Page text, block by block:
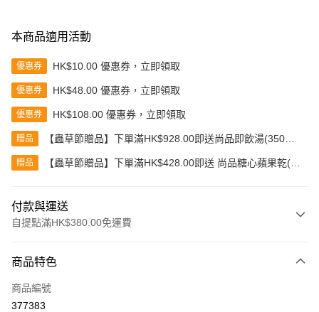
本商品適用活動
優惠券 HK$10.00 優惠券，立即領取
優惠券 HK$48.00 優惠券，立即領取
優惠券 HK$108.00 優惠券，立即領取
贈品
【蟲草節贈品】下單滿HK$928.00即送尚品即飲湯(350克)
贈品
【蟲草節贈品】下單滿HK$428.00即送 尚品糖心蘋果乾(80
付款與運送
自提點滿HK$380.00免運費
信用卡
Apple Pay
商品特色
商品編號
377383